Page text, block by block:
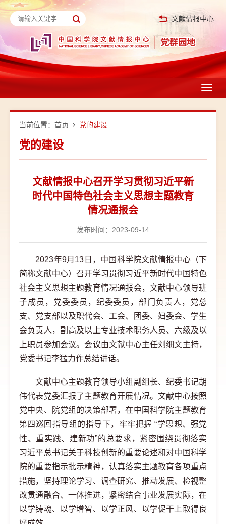
文献情报中心
当前位置： 首页 党的建设
党的建设
文献情报中心召开学习贯彻习近平新
时代中国特色社会主义思想主题教育
情况通报会
发布时间：2023-09-14
2023年9月13日，中国科学院文献情报中心（下
简称文献中心）召开学习贯彻习近平新时代中国特色
社会主义思想主题教育情况通报会， 文献中心领导班
子成员，党委委员，纪委委员，部门负责人，党总
支、党支部以及职代会、工会、团委、妇委会、学生
会负责人，副高及以上专业技术职务人员、六级及以
上职员参加会议。 会议由文献中心主任刘细文主持，
党委书记李猛力作总结讲话。
文献中心主题教育领导小组副组长、纪委书记胡
伟代表党委汇报了主题教育开展情况。文献中心按照
党中央、院党组的决策部署，在中国科学院主题教育
第四巡回指导组的指导下，牢牢把握 “学思想、强党
性、重实践、建新功”的总要求，紧密围绕贯彻落实
习近平总书记关于科技创新的重要论述和对中国科学
院的重要指示批示精神，认真落实主题教育各项重点
措施，坚持理论学习、调查研究、推动发展、检视整
改贯通融合、一体推进，紧密结合事业发展实际，在
以学铸魂、以学增智、以学正风、以学促干上取得良